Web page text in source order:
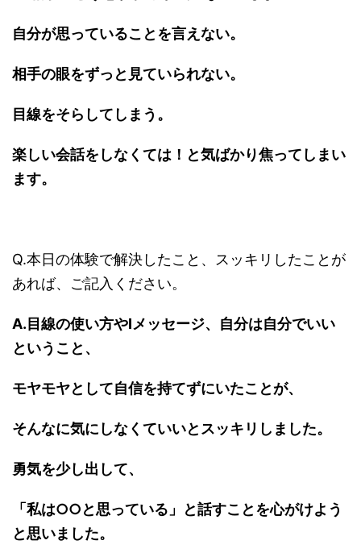
自分が思っていることを言えない。
相手の眼をずっと見ていられない。
目線をそらしてしまう。
楽しい会話をしなくては！と気ばかり焦ってしまい
ます。
Q.本日の体験で解決したこと、スッキリしたことが
あれば、ご記入ください。
A.目線の使い方やIメッセージ、自分は自分でいい
ということ、
モヤモヤとして自信を持てずにいたことが、
そんなに気にしなくていいとスッキリしました。
勇気を少し出して、
「私は○○と思っている」と話すことを心がけよう
と思いました。